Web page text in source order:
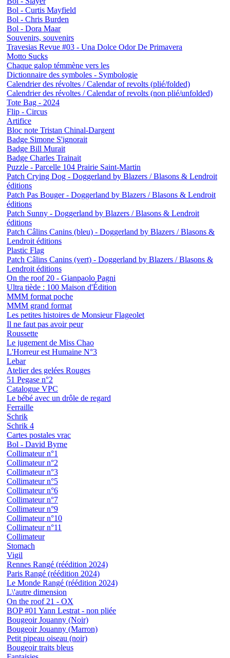
Bol - Curtis Mayfield
Bol - Chris Burden
Bol - Dora Maar
Souvenirs, souvenirs
Travesias Revue #03 - Una Dolce Odor De Primavera
Motto Sucks
Chaque galop témmène vers les
Dictionnaire des symboles - Symbologie
Calendrier des révoltes / Calendar of revolts (plié/folded)
Calendrier des révoltes / Calendar of revolts (non plié/unfolded)
Tote Bag - 2024
Flip - Circus
Artifice
Bloc note Tristan Chinal-Dargent
Badge Simone S'ignorait
Badge Bill Murait
Badge Charles Trainait
Puzzle - Parcelle 104 Prairie Saint-Martin
Patch Crying Dog - Doggerland by Blazers / Blasons & Lendroit
éditions
Patch Pas Bouger - Doggerland by Blazers / Blasons & Lendroit
éditions
Patch Sunny - Doggerland by Blazers / Blasons & Lendroit
éditions
Patch Câlins Canins (bleu) - Doggerland by Blazers / Blasons &
Lendroit éditions
Plastic Flag
Patch Câlins Canins (vert) - Doggerland by Blazers / Blasons &
Lendroit éditions
On the roof 20 - Gianpaolo Pagni
Ultra tiède : 100 Maison d'Édition
MMM format poche
MMM grand format
Les petites histoires de Monsieur Flageolet
Il ne faut pas avoir peur
Roussette
Le jugement de Miss Chao
L'Horreur est Humaine N°3
Lebar
Atelier des gelées Rouges
51 Pegase n°2
Catalogue VPC
Le bébé avec un drôle de regard
Ferraille
Schrik
Schrik 4
Cartes postales vrac
Bol - David Byrne
Collimateur n°1
Collimateur n°2
Collimateur n°3
Collimateur n°5
Collimateur n°6
Collimateur n°7
Collimateur n°9
Collimateur n°10
Collimateur n°11
Collimateur
Stomach
Vigil
Rennes Rangé (réédition 2024)
Paris Rangé (réédition 2024)
Le Monde Rangé (réédition 2024)
L\'autre dimension
On the roof 21 - OX
BOP #01 Yann Lestrat - non pliée
Bougeoir Jouanny (Noir)
Bougeoir Jouanny (Marron)
Petit pipeau oiseau (noir)
Bougeoir traits bleus